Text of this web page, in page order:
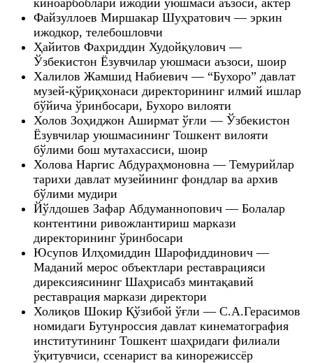
Файзуллоев Миршакар Шуҳратович — эркин
ижодкор, телебошловчи
Ҳайитов Фахриддин Худойқулович —
Ўзбекистон Ёзувчилар уюшмаси аъзоси, шоир
Халилов Жамшид Набиевич — “Бухоро” давлат
музей-қўриқхонаси директорининг илмий ишлар
бўйича ўринбосари, Бухоро вилояти
Холов Зоҳиджон Аширмат ўғли — Ўзбекистон
Ёзувчилар уюшмасининг Тошкент вилояти
бўлими бош мутахассиси, шоир
Холова Наргис Абдураҳмоновна — Темурийлар
тарихи давлат музейининг фондлар ва архив
бўлими мудири
Йўлдошев Зафар Абдуманнопович — Болалар
контентини ривожлантириш маркази
директорининг ўринбосари
Юсупов Илҳомиддин Шарофиддинович —
Маданий мерос объектлари реставрацияси
дирексиясининг Шаҳрисабз минтақавий
реставрация маркази директори
Холиқов Шокир Қўзибой ўғли — С.А.Герасимов
номидаги Бутунроссия давлат кинематография
институтининг Тошкент шаҳридаги филиали
ўқитувчиси, ссенарист ва кинорежиссёр